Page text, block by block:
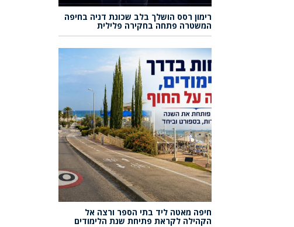
רימון רסס הושלך בלב שכונת דניה בחיפה
המשטרה פתחה בחקירה פלילית
חיפה מאטה ליד בתי הספר ורצה אל
הקהילה לקראת פתיחת שנת הלימודים